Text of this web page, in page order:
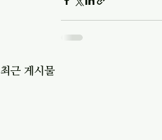
최근 게시물